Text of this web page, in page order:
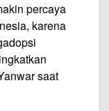
percaya
karena
saat